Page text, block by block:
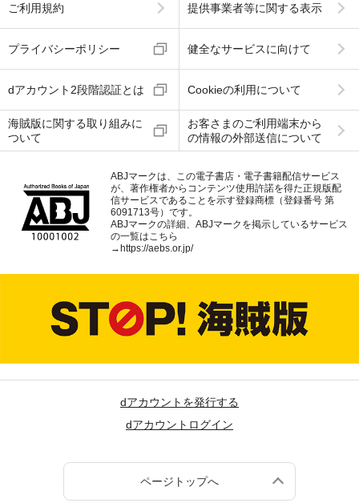
ご利用規約 提供事業者等に関する表示
プライバシーポリシー 健全なサービスに向けて
dアカウント2段階認証とは Cookieの利用について
海賊版に関する取り組みに
ついて
お客さまのご利用端末から
の情報の外部送信について
ABJマークは、この電子書店・電子書籍配信サービス
が、著作権者からコンテンツ使用許諾を得た正規版配
信サービスであることを示す登録商標（登録番号 第
6091713号）です。
ABJマークの詳細、ABJマークを掲示しているサービス
の一覧はこちら
→https://aebs.or.jp/
dアカウントを発行する
dアカウントログイン
ページトップへ